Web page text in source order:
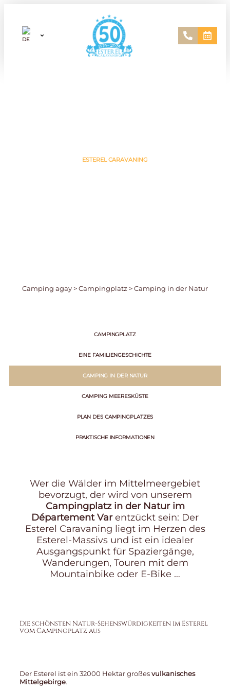
ESTEREL CARAVANING
Camping agay >Campingplatz >Camping in der Natur
CAMPINGPLATZ
EINE FAMILIENGESCHICHTE
CAMPING IN DER NATUR
CAMPING MEERESKÜSTE
PLAN DES CAMPINGPLATZES
PRAKTISCHE INFORMATIONEN
Wer die Wälder im Mittelmeergebiet
bevorzugt, der wird von unserem
Campingplatz in der Natur im
Département Varentzückt sein: Der
Esterel Caravaning liegt im Herzen des
Esterel-Massivs und ist ein idealer
Ausgangspunkt für Spaziergänge,
Wanderungen, Touren mit dem
Mountainbike oder E-Bike …
Die schönsten Natur-Sehenswürdigkeiten im Esterel
vom Campingplatz aus
Der Esterel ist ein 32000 Hektar großesvulkanisches
Mittelgebirge.